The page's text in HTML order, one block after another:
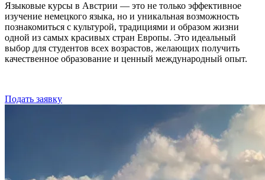
Языковые курсы в Австрии — это не только эффективное
изучение немецкого языка, но и уникальная возможность
познакомиться с культурой, традициями и образом жизни
одной из самых красивых стран Европы. Это идеальный
выбор для студентов всех возрастов, желающих получить
качественное образование и ценный международный опыт.
Подать заявку